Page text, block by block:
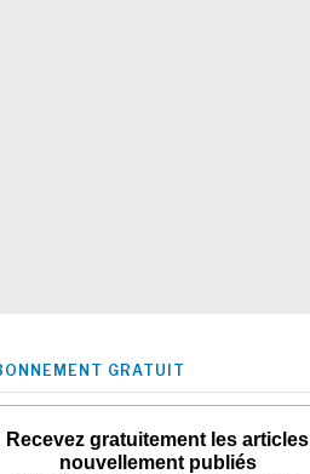
GRATUIT
Recevez gratuitement les articles
nouvellement publiés